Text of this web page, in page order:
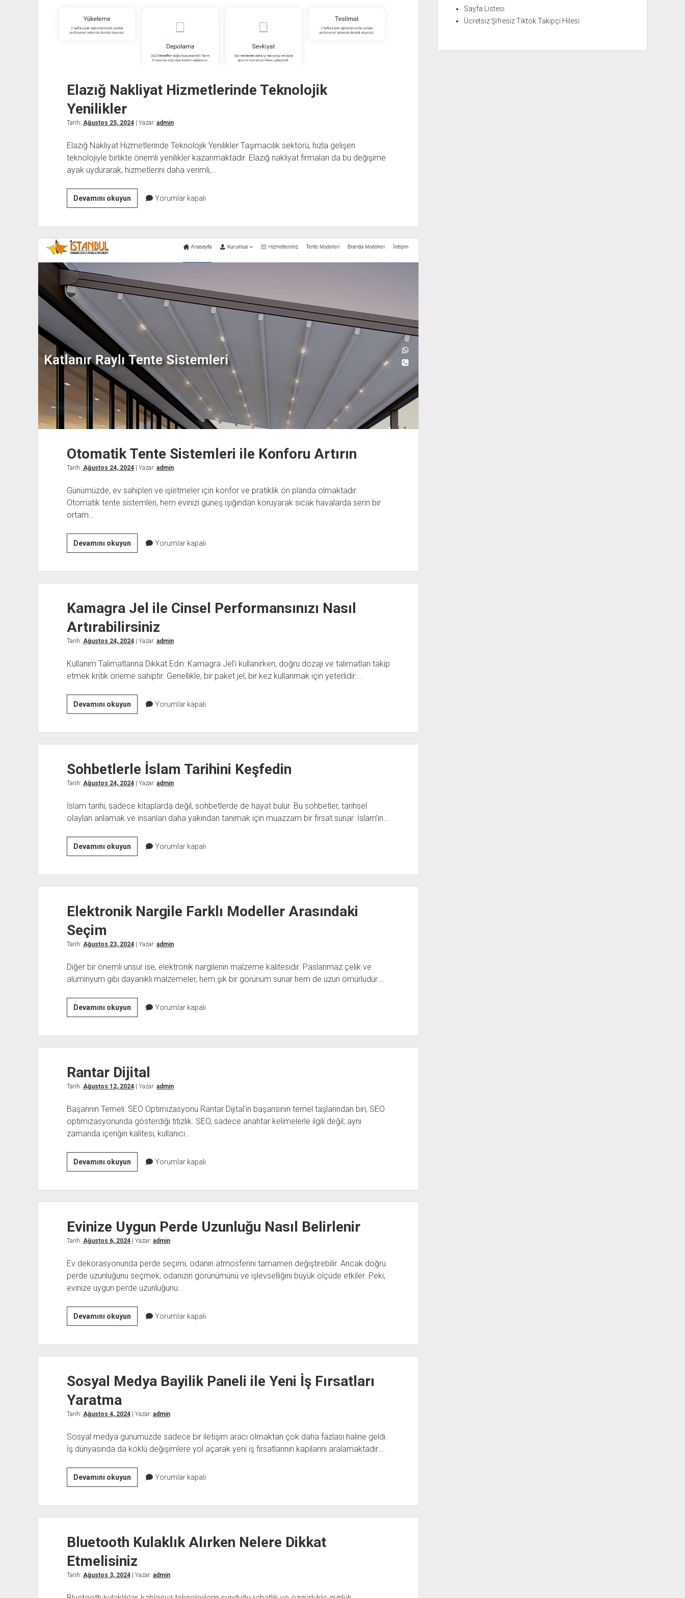
Elazığ Nakliyat Hizmetlerinde Teknolojik
Yenilikler
Tarih: Ağustos 25, 2024| Yazar: admin
Elazığ Nakliyat Hizmetlerinde Teknolojik Yenilikler Taşımacılık sektörü, hızla gelişen
teknolojiyle birlikte önemli yenilikler kazanmaktadır. Elazığ nakliyat firmaları da bu değişime
ayak uydurarak, hizmetlerini daha verimli,…
Devamını okuyunElazığ
Nakliyat
Yorumlar kapalı
Otomatik Tente Sistemleri ile Konforu Artırın
Tarih: Ağustos 24, 2024| Yazar: admin
Günümüzde, ev sahipleri ve işletmeler için konfor ve pratiklik ön planda olmaktadır.
Otomatik tente sistemleri, hem evinizi güneş ışığından koruyarak sıcak havalarda serin bir
ortam…
Devamını okuyunOtomatik
Tente
Artırın
Yorumlar kapalı
Kamagra Jel ile Cinsel Performansınızı Nasıl
Artırabilirsiniz
Tarih: Ağustos 24, 2024| Yazar: admin
Kullanım Talimatlarına Dikkat Edin: Kamagra Jel'i kullanırken, doğru dozajı ve talimatları takip
etmek kritik öneme sahiptir. Genellikle, bir paket jel, bir kez kullanmak için yeterlidir.…
Devamını okuyunKamagra
Jel
Nasıl
Yorumlar kapalı
Sohbetlerle İslam Tarihini Keşfedin
Tarih: Ağustos 24, 2024| Yazar: admin
İslam tarihi, sadece kitaplarda değil, sohbetlerde de hayat bulur. Bu sohbetler, tarihsel
olayları anlamak ve insanları daha yakından tanımak için muazzam bir fırsat sunar. İslam’ın…
Devamını okuyunSohbetlerle
İslam
Yorumlar kapalı
Elektronik Nargile Farklı Modeller Arasındaki
Seçim
Tarih: Ağustos 23, 2024| Yazar: admin
Diğer bir önemli unsur ise, elektronik nargilenin malzeme kalitesidir. Paslanmaz çelik ve
alüminyum gibi dayanıklı malzemeler, hem şık bir görünüm sunar hem de uzun ömürlüdür.…
Devamını okuyunElektronik
Nargile
Seçim
Yorumlar kapalı
Rantar Dijital
Tarih: Ağustos 12, 2024| Yazar: admin
Başarının Temeli: SEO Optimizasyonu Rantar Dijital'in başarısının temel taşlarından biri, SEO
optimizasyonunda gösterdiği titizlik. SEO, sadece anahtar kelimelerle ilgili değil; aynı
zamanda içeriğin kalitesi, kullanıcı…
Devamını okuyunRantar
Dijital
Yorumlar kapalı
Evinize Uygun Perde Uzunluğu Nasıl Belirlenir
Tarih: Ağustos 6, 2024| Yazar: admin
Ev dekorasyonunda perde seçimi, odanın atmosferini tamamen değiştirebilir. Ancak doğru
perde uzunluğunu seçmek, odanızın görünümünü ve işlevselliğini büyük ölçüde etkiler. Peki,
evinize uygun perde uzunluğunu…
Devamını okuyunEvinize
Uygun
Belirlenir
Yorumlar kapalı
Sosyal Medya Bayilik Paneli ile Yeni İş Fırsatları
Yaratma
Tarih: Ağustos 4, 2024| Yazar: admin
Sosyal medya günümüzde sadece bir iletişim aracı olmaktan çok daha fazlası haline geldi.
İş dünyasında da köklü değişimlere yol açarak yeni iş fırsatlarının kapılarını aralamaktadır.…
Devamını okuyunSosyal
Medya
Yeni
Fırsatları
Yaratma
Yorumlar kapalı
Bluetooth Kulaklık Alırken Nelere Dikkat
Etmelisiniz
Tarih: Ağustos 3, 2024| Yazar: admin
Sayfa Listesi
Ücretsiz Şifresiz Tiktok Takipçi Hilesi